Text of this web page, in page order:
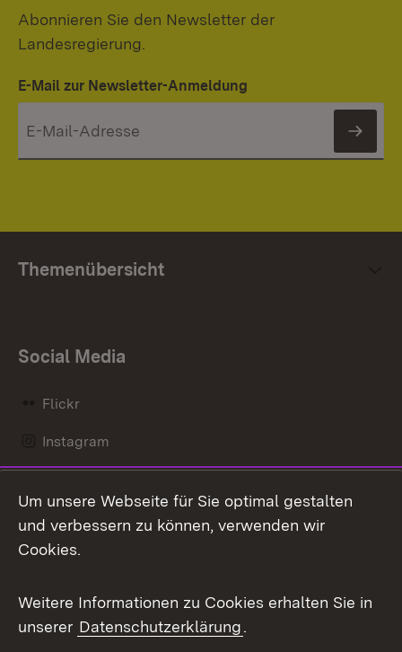
Abonnieren Sie den Newsletter der
Landesregierung.
E-Mail zur Newsletter-Anmeldung
Themenübersicht
Social Media
Flickr
Instagram
Mastodon
Messenger
Social Wall
X / Twitter
Um unsere Webseite für Sie optimal gestalten
und verbessern zu können, verwenden wir
Cookies.
Weitere Informationen zu Cookies erhalten Sie in
unserer Datenschutzerklärung.